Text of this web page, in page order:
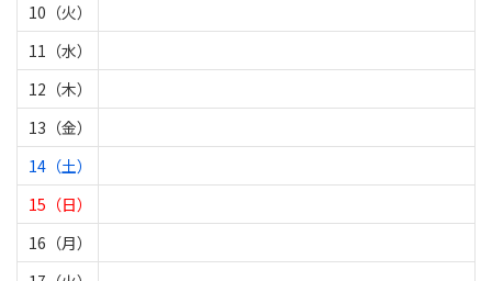
10（火）
11（水）
12（木）
13（金）
14（土）
15（日）
16（月）